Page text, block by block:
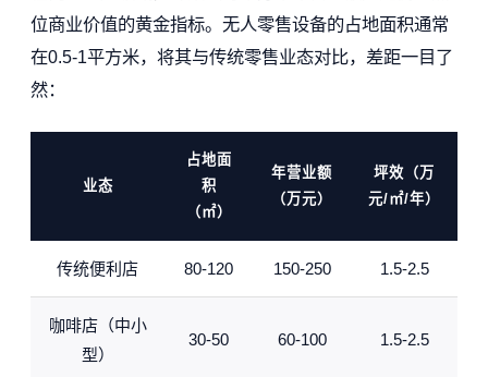
位商业价值的黄金指标。无人零售设备的占地面积通常
在0.5-1平方米，将其与传统零售业态对比，差距一目了
然：
业态
占地面
积
（㎡）
年营业额
（万元）
坪效（万
元/㎡/年）
传统便利店 80-120 150-250 1.5-2.5
咖啡店（中小
型）
30-50 60-100 1.5-2.5